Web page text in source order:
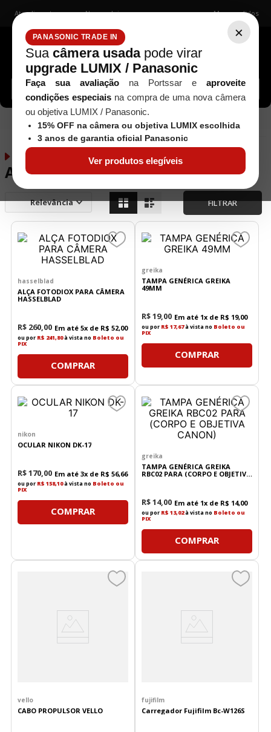
×
PANASONIC TRADE IN
Sua câmera usadapode virar
upgrade LUMIX / Panasonic
Faça sua avaliação na Portssar e aproveite
condições especiaisna compra de uma nova câmera
ou objetiva LUMIX / Panasonic.
15% OFF na câmera ou objetiva LUMIX escolhida
3 anos de garantia oficial Panasonic
Ver produtos elegíveis
Atendimento Nossas lojas Meus pedidos
Buscar câmeras, lentes, acessórios...
Acessórios Outros Acessórios
Outros
Acessórios
produtos
Relevância FILTRAR
hasselblad
ALÇA FOTODIOX PARA CÂMERA
HASSELBLAD
R$ 260 00 Em até 5x de R$ 52,00
ou por R$ 241,80à vista no Boleto ou
PIX
COMPRAR
greika
TAMPA GENÉRICA GREIKA
49MM
R$19, 00 Em até 1x de R$ 19,00
ou por R$ 17,67à vista no Boleto ou
PIX
COMPRAR
nikon
OCULAR NIKON DK-17
R$170 00 Em até 3x de R$ 56,66
ou por R$ 158,10à vista no Boleto ou
PIX
COMPRAR
greika
TAMPA GENÉRICA GREIKA
RBC02 PARA (CORPO E OBJETIVA
R$14, 00 Em até 1x de R$ 14,00
ou por R$ 13,02à vista no Boleto ou
PIX
COMPRAR
vello
CABO PROPULSOR VELLO
fujifilm
Carregador Fujifilm Bc-W126S